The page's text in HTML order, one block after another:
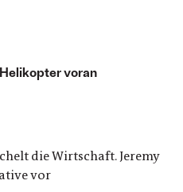
voran
die Wirtschaft. Jeremy
vor